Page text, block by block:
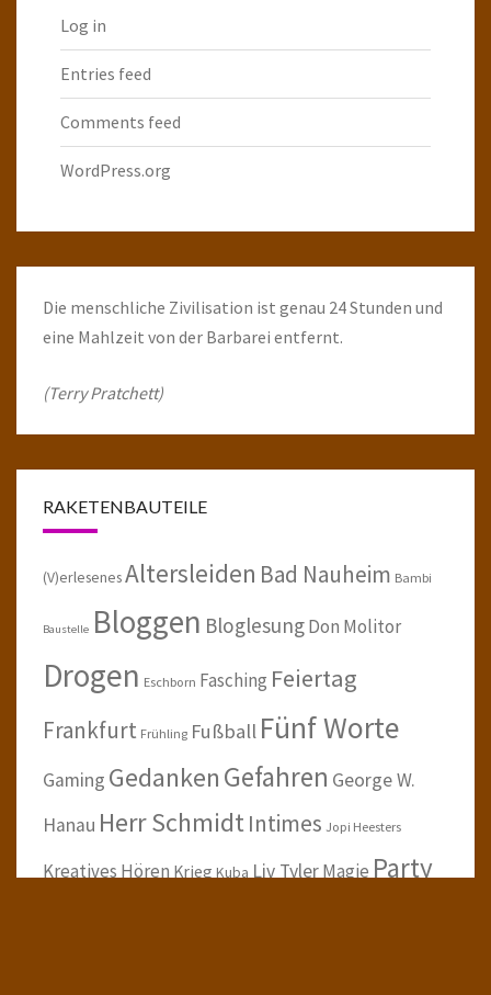
Log in
Entries feed
Comments feed
WordPress.org
Die menschliche Zivilisation ist genau 24 Stunden und
eine Mahlzeit von der Barbarei entfernt.
(Terry Pratchett)
RAKETENBAUTEILE
(V)erlesenesAltersleiden Bad Nauheim Bambi
Baustelle Bloggen BloglesungDon Molitor
Drogen Eschborn Fasching Feiertag
Frankfurt Frühling Fußball Fünf Worte
Gaming GedankenGefahren George W.
Hanau Herr SchmidtIntimes Jopi Heesters
Kreatives Hören Krieg Kuba Liv TylerMagie Party